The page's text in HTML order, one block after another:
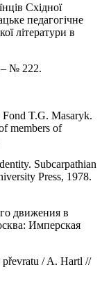
Східної
педагогічне
літератури в
– № 222.
T.G. Masaryk.
members of
Subcarpathian
Press, 1978.
движения в
Имперская
převratu / A. Hartl //